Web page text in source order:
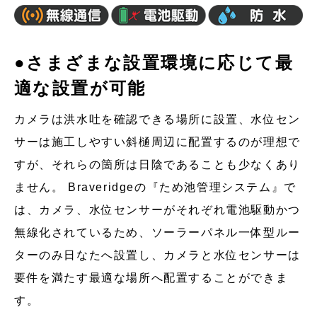
●さまざまな設置環境に応じて最
適な設置が可能
カメラは洪水吐を確認できる場所に設置、水位セン
サーは施工しやすい斜樋周辺に配置するのが理想で
すが、それらの箇所は日陰であることも少なくあり
ません。 Braveridgeの『ため池管理システム』で
は、カメラ、水位センサーがそれぞれ電池駆動かつ
無線化されているため、ソーラーパネル一体型ルー
ターのみ日なたへ設置し、カメラと水位センサーは
要件を満たす最適な場所へ配置することができま
す。